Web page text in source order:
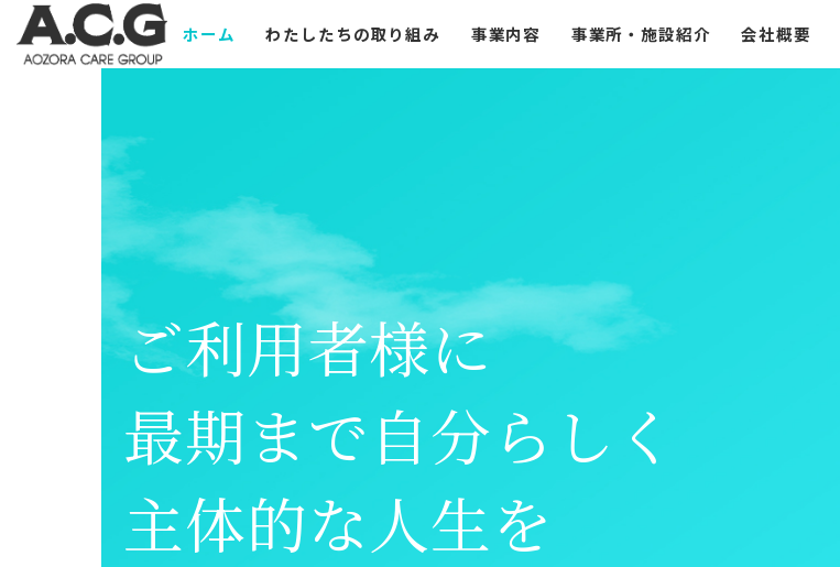
ホーム わたしたちの取り組み 事業内容 事業所・施設紹介 会社概要
Skip
to
ご利用者様に
最期まで自分らしく
主体的な人生を